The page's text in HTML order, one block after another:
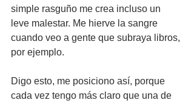
simple rasguño me crea incluso un
leve malestar. Me hierve la sangre
cuando veo a gente que subraya libros,
por ejemplo.
Digo esto, me posiciono así, porque
cada vez tengo más claro que una de